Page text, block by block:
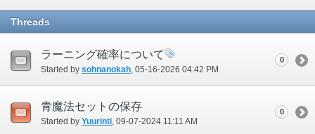
Threads
ラーニング確率について
Started by sohnanokah ‎, 05-16-2026 04:42 PM
0
青魔法セットの保存
Started by Yuurinti‎, 09-07-2024 11:11 AM
0